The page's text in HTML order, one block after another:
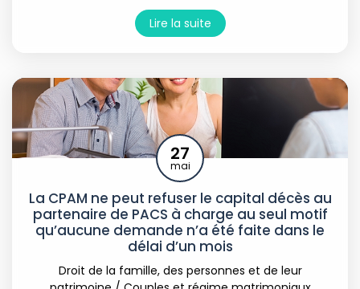
Lire la suite
La CPAM ne peut refuser le capital décès au
partenaire de PACS à charge au seul motif
qu’aucune demande n’a été faite dans le
délai d’un mois
27
mai
Droit de la famille, des personnes et de leur